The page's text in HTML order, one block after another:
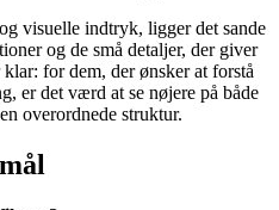
visuelle indtryk, ligger det sande
og de små detaljer, der giver
for dem, der ønsker at forstå
er det værd at se nøjere på både
overordnede struktur.